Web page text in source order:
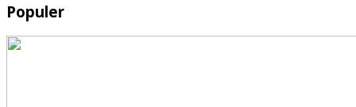
Populer